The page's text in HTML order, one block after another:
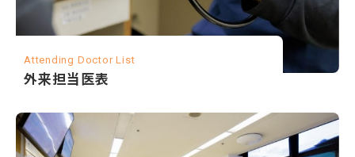
Attending Doctor List
外来担当医表